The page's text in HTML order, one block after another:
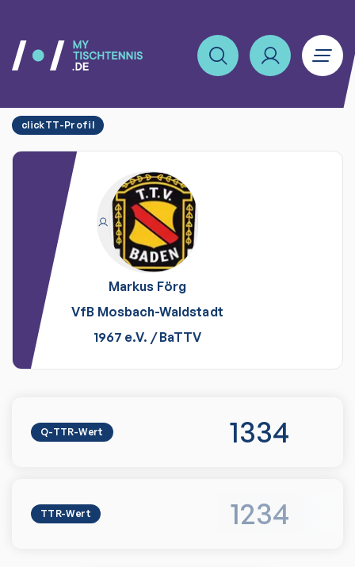
clickTT-Profil
Markus Förg
VfB Mosbach-Waldstadt
1967 e.V. /BaTTV
Q-TTR-Wert 1334
TTR-Wert 1234